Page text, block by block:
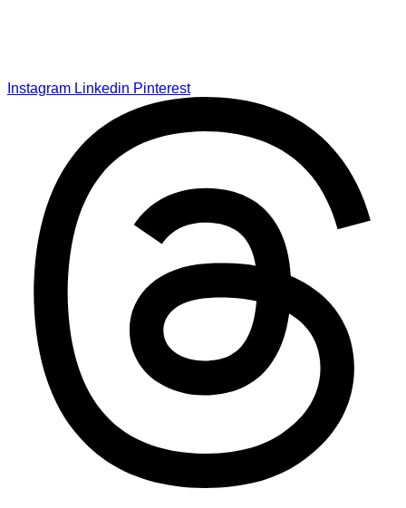
Instagram Linkedin Pinterest